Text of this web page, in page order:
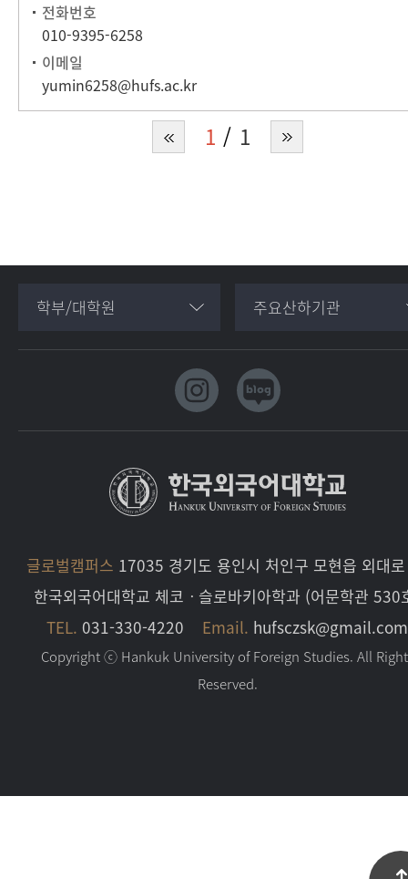
전화번호
010-9395-6258
이메일
yumin6258@hufs.ac.kr
1 1
학부/대학원 주요산하기관
글로벌캠퍼스 17035 경기도 용인시 처인구 모현읍 외대
한국외국어대학교 체코ㆍ슬로바키아학과 (어문학관 530
TEL. 031-330-4220 Email. hufsczsk@gmail.com
Copyright ⓒ Hankuk University of Foreign Studies. All
Reserved.